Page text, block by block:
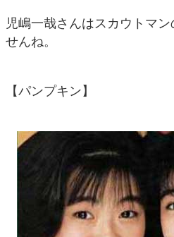
児嶋一哉さんはスカウトマ
せんね。
【パンプキン】